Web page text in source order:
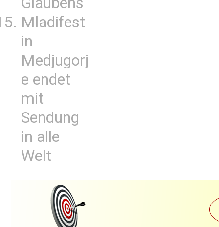
Mladifest
in
Medjugorj
e endet
mit
Sendung
in alle
Welt